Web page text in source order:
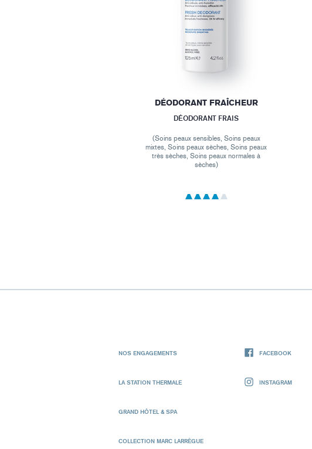
DÉODORANT FRAÎCHEUR
DÉODORANT FRAIS
(Soins peaux sensibles, Soins peaux
mixtes, Soins peaux sèches, Soins peaux
très sèches, Soins peaux normales à
sèches)
NOS ENGAGEMENTS
LA STATION THERMALE
GRAND HÔTEL & SPA
COLLECTION MARC LARRÈGUE
FACEBOOK
INSTAGRAM